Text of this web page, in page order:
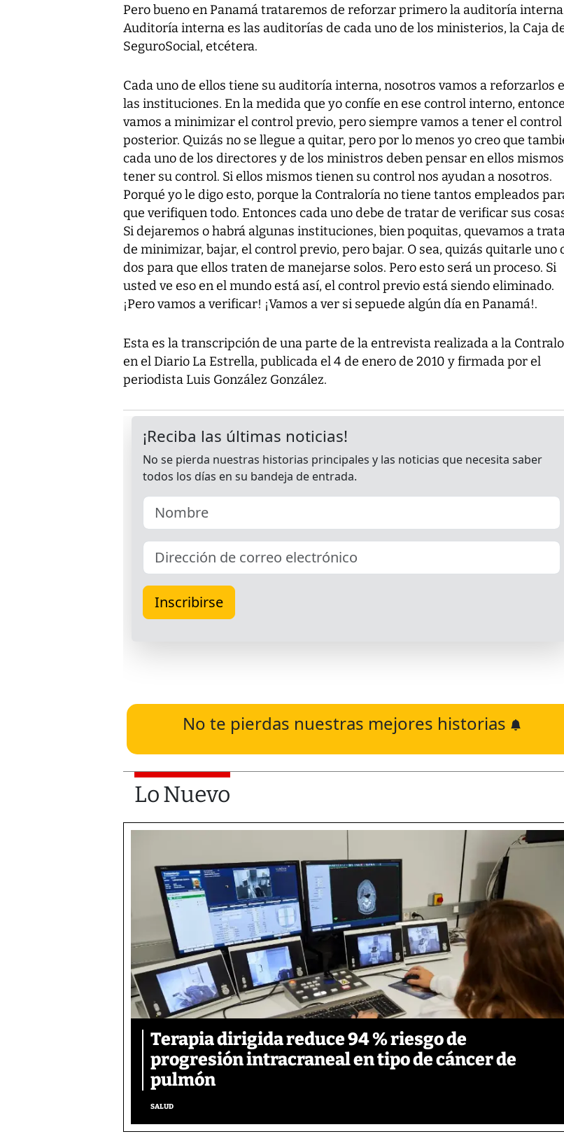
Pero bueno en Panamá trataremos de reforzar primero la auditoría
Auditoría interna es las auditorías de cada uno de los ministerios, la Caja
SeguroSocial, etcétera.
Cada uno de ellos tiene su auditoría interna, nosotros vamos a reforzarlos
las instituciones. En la medida que yo confíe en ese control interno,
vamos a minimizar el control previo, pero siempre vamos a tener el control
posterior. Quizás no se llegue a quitar, pero por lo menos yo creo que
cada uno de los directores y de los ministros deben pensar en ellos mismos
tener su control. Si ellos mismos tienen su control nos ayudan a nosotros.
Porqué yo le digo esto, porque la Contraloría no tiene tantos empleados
que verifiquen todo. Entonces cada uno debe de tratar de verificar sus
Si dejaremos o habrá algunas instituciones, bien poquitas, quevamos a
de minimizar, bajar, el control previo, pero bajar. O sea, quizás quitarle uno
dos para que ellos traten de manejarse solos. Pero esto será un proceso. Si
usted ve eso en el mundo está así, el control previo está siendo eliminado.
¡Pero vamos a verificar! ¡Vamos a ver si sepuede algún día en Panamá!.
Esta es la transcripción de una parte de la entrevista realizada a la
en el Diario La Estrella, publicada el 4 de enero de 2010 y firmada por el
periodista Luis González González.
No te pierdas nuestras mejores historias
Lo Nuevo
Terapia dirigida reduce 94 % riesgo de
progresión intracraneal en tipo de cáncer de
pulmón
SALUD